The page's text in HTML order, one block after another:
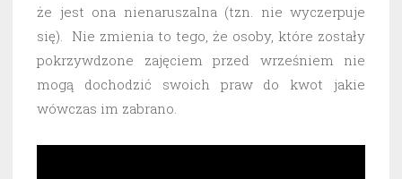
że jest ona nienaruszalna (tzn. nie wyczerpuje
się). Nie zmienia to tego, że osoby, które zostały
pokrzywdzone zajęciem przed wrześniem nie
mogą dochodzić swoich praw do kwot jakie
wówczas im zabrano.